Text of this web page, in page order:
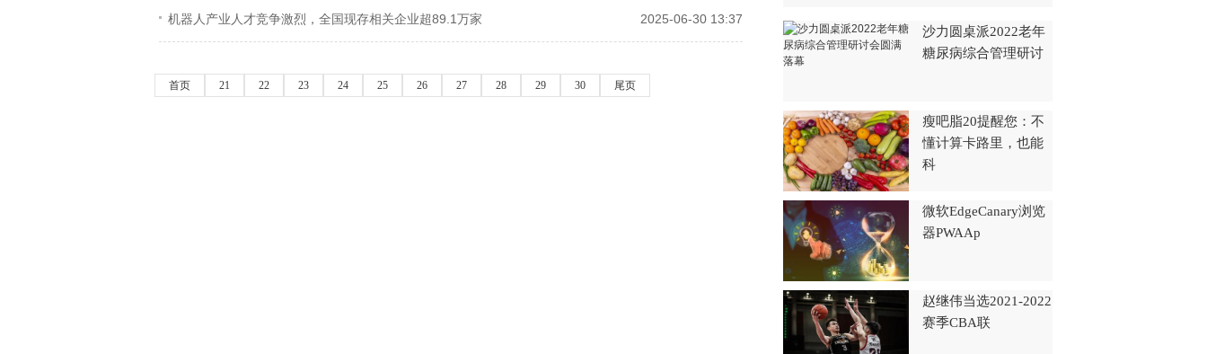
2025-06-30 13:37
机器人产业人才竞争激烈，全国现存相关企业超89.1万家
首页 21 22 23 24 25 26 27 28 29 30 尾页
沙力圆桌派2022老年
糖尿病综合管理研讨
瘦吧脂20提醒您：不
懂计算卡路里，也能
科
微软EdgeCanary浏览
器PWAAp
赵继伟当选2021-2022
赛季CBA联